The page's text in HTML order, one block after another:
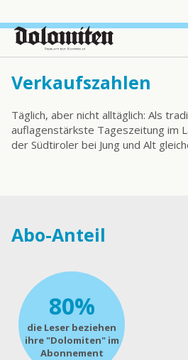
Verkaufszahlen
Täglich, aber nicht alltäglich: Als
auflagenstärkste Tageszeitung im
der Südtiroler bei Jung und Alt
Abo-Anteil
80%
die Leser beziehen
ihre "Dolomiten" im
Abonnement